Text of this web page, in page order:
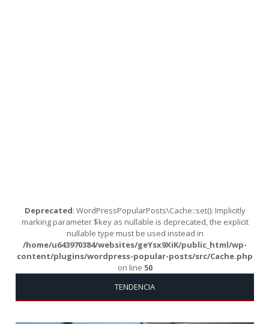
Deprecated: WordPressPopularPosts\Cache::set(): Implicitly
marking parameter $key as nullable is deprecated, the explicit
nullable type must be used instead in
/home/u643970384/websites/geYsx9XiK/public_html/wp-
content/plugins/wordpress-popular-posts/src/Cache.php
on line 50
TENDENCIA